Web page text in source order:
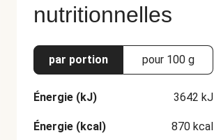
nutritionnelles
par portion pour 100 g
Énergie (kJ) 3642 kJ
Énergie (kcal) 870 kcal